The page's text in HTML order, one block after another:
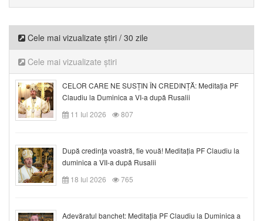
Cele mai vizualizate știri / 30 zile
Cele mai vizualizate știri
CELOR CARE NE SUSȚIN ÎN CREDINȚĂ: Meditația PF
Claudiu la Duminica a VI-a după Rusalii
11 Iul 2026
807
După credinţa voastră, fie vouă! Meditația PF Claudiu la
duminica a VII-a după Rusalii
18 Iul 2026
765
Adevăratul banchet: Meditația PF Claudiu la Duminica a